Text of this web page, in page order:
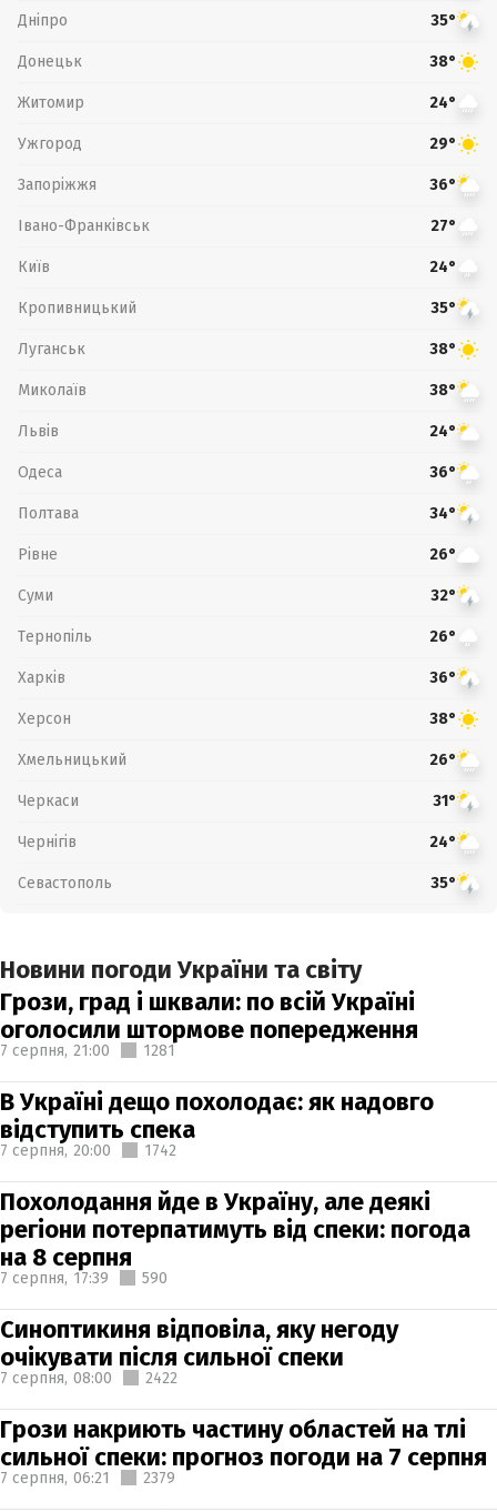
Дніпро 35°
Донецьк 38°
Житомир 24°
Ужгород 29°
Запоріжжя 36°
Івано-Франківськ 27°
Київ 24°
Кропивницький 35°
Луганськ 38°
Миколаїв 38°
Львів 24°
Одеса 36°
Полтава 34°
Рівне 26°
Суми 32°
Тернопіль 26°
Харків 36°
Херсон 38°
Хмельницький 26°
Черкаси 31°
Чернігів 24°
Севастополь 35°
Новини погоди України та світу
Грози, град і шквали: по всій Україні
оголосили штормове попередження
7 серпня, 21:00 1281
В Україні дещо похолодає: як надовго
відступить спека
7 серпня, 20:00 1742
Похолодання йде в Україну, але деякі
регіони потерпатимуть від спеки: погода
на 8 серпня
7 серпня, 17:39 590
Синоптикиня відповіла, яку негоду
очікувати після сильної спеки
7 серпня, 08:00 2422
Грози накриють частину областей на тлі
сильної спеки: прогноз погоди на 7 серпня
7 серпня, 06:21 2379